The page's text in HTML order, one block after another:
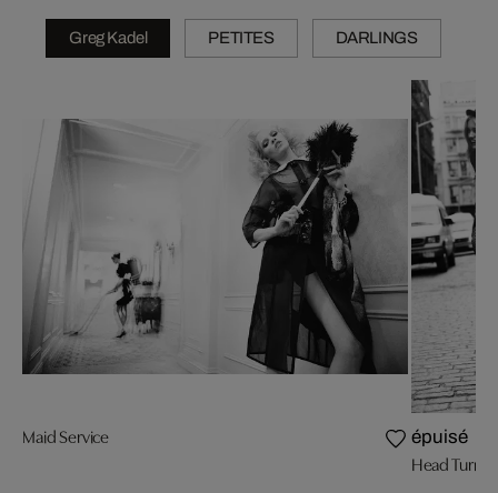
Greg Kadel PETITES DARLINGS
Maid Service épuisé
Head Turner